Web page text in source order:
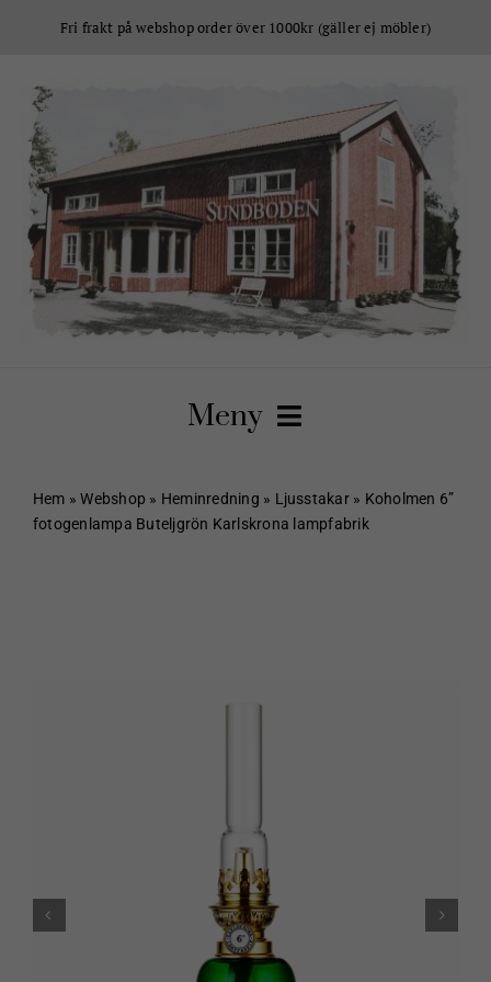
Fri frakt på webshop order över 1000kr (gäller ej möbler)
Meny
Hem
Kundvagn
Hem »Webshop » Heminredning » Ljusstakar» Koholmen 6”
fotogenlampa Buteljgrön Karlskrona lampfabrik